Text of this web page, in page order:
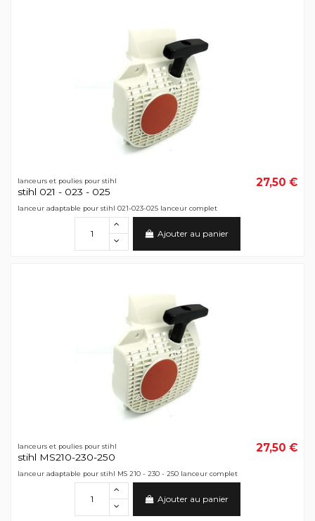
lanceurs et poulies pour stihl
stihl 021 - 023 - 025
27,50 €
lanceur adaptable pour stihl 021-023-025 lanceur complet
Ajouter au panier
lanceurs et poulies pour stihl
stihl MS210-230-250
27,50 €
lanceur adaptable pour stihl MS 210 - 230 - 250 lanceur complet
Ajouter au panier